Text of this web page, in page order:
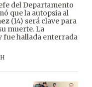
del Departamento
que la autopsia al
(14) será clave para
muerte. La
fue hallada enterrada